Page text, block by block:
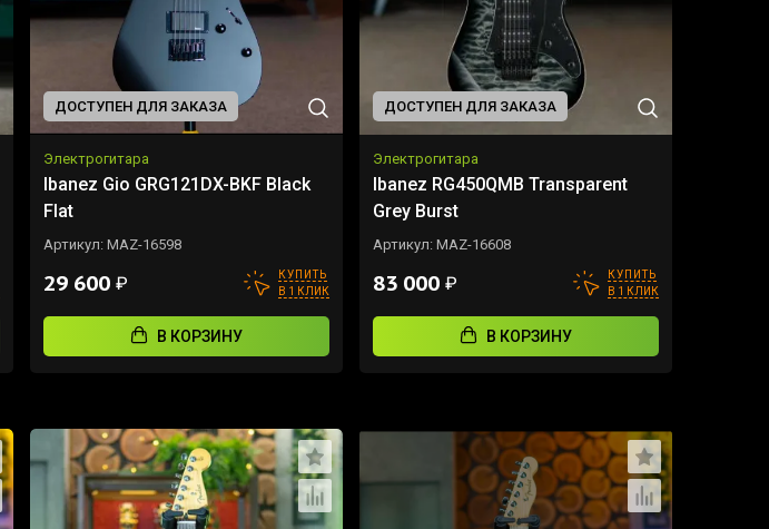
ДОСТУПЕН ДЛЯ ЗАКАЗА
Электрогитара
Ibanez Gio GRG121DX-BKF Black
Flat
Артикул: MAZ-16598
29 600 ₽
КУПИТЬ
В 1 КЛИК
В КОРЗИНУ
ДОСТУПЕН ДЛЯ ЗАКАЗА
Электрогитара
Ibanez RG450QMB Transparent
Grey Burst
Артикул: MAZ-16608
83 000 ₽
КУПИТЬ
В 1 КЛИК
В КОРЗИНУ